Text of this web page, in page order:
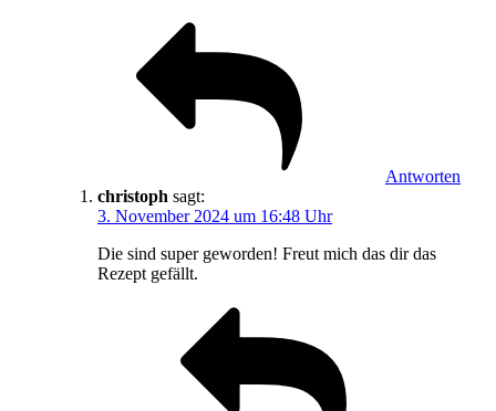
Antworten
christoph sagt:
3. November 2024 um 16:48 Uhr
Die sind super geworden! Freut mich das dir das
Rezept gefällt.